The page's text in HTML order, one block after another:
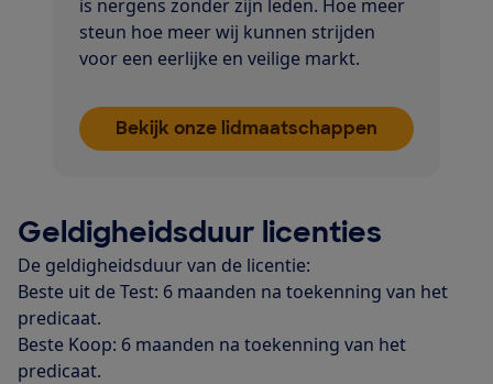
is nergens zonder zijn leden. Hoe meer
steun hoe meer wij kunnen strijden
voor een eerlijke en veilige markt.
Bekijk onze lidmaatschappen
Geldigheidsduur licenties
De geldigheidsduur van de licentie:
Beste uit de Test: 6 maanden na toekenning van het
predicaat.
Beste Koop: 6 maanden na toekenning van het
predicaat.